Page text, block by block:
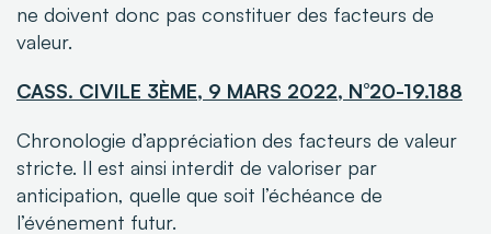
ne doivent donc pas constituer des facteurs de
valeur.
CASS. CIVILE 3ÈME, 9 MARS 2022, N°20-19.188
Chronologie d’appréciation des facteurs de valeur
stricte. Il est ainsi interdit de valoriser par
anticipation, quelle que soit l’échéance de
l’événement futur.